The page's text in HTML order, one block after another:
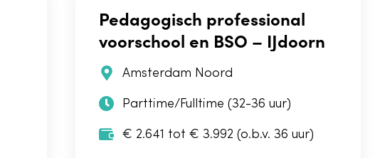
Pedagogisch professional
voorschool en BSO – IJdoorn
Amsterdam Noord
Parttime/Fulltime (32-36 uur)
€ 2.641 tot € 3.992 (o.b.v. 36 uur)